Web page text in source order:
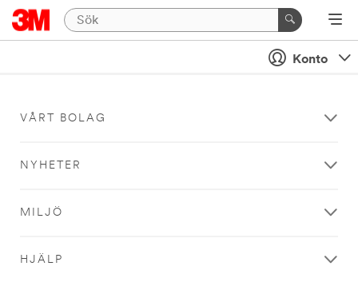
Konto
VÅRT BOLAG
NYHETER
MILJÖ
HJÄLP